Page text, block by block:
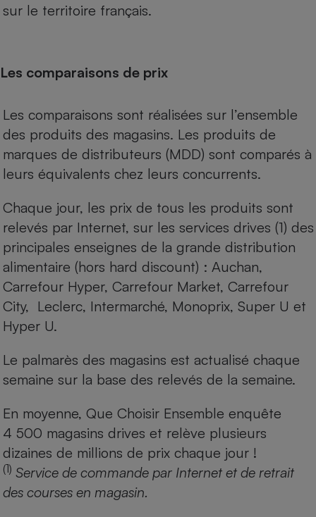
sur le territoire français.
Les comparaisons de prix
Les comparaisons sont réalisées sur l’ensemble
des produits des magasins. Les produits de
marques de distributeurs (MDD) sont comparés à
leurs équivalents chez leurs concurrents.
Chaque jour, les prix de tous les produits sont
relevés par Internet, sur les services drives (1) des
principales enseignes de la grande distribution
alimentaire (hors hard discount) : Auchan,
Carrefour Hyper, Carrefour Market, Carrefour
City, Leclerc, Intermarché, Monoprix, Super U et
Hyper U.
Le palmarès des magasins est actualisé chaque
semaine sur la base des relevés de la semaine.
En moyenne, Que Choisir Ensemble enquête
4 500 magasins drives et relève plusieurs
dizaines de millions de prix chaque jour !
(1) Service de commande par Internet et de retrait
des courses en magasin.